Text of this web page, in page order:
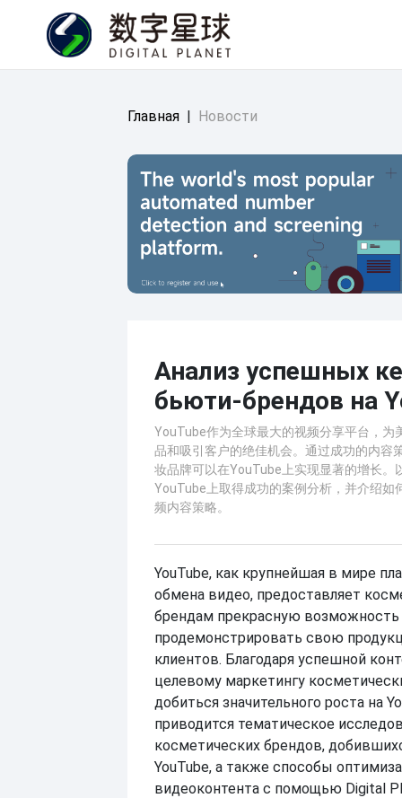
Главная | Новости
Анализ успешных
бьюти-брендов на
YouTube作为全球最大的视频分享平台，为
品和吸引客户的绝佳机会。通过成功的内容
妆品牌可以在YouTube上实现显著的增长。
YouTube上取得成功的案例分析，并介绍如
频内容策略。
YouTube, как крупнейшая в мире
обмена видео, предоставляет
брендам прекрасную возможность
продемонстрировать свою
клиентов. Благодаря успешной
целевому маркетингу
добиться значительного роста на
приводится тематическое
косметических брендов,
YouTube, а также способы
видеоконтента с помощью Digital